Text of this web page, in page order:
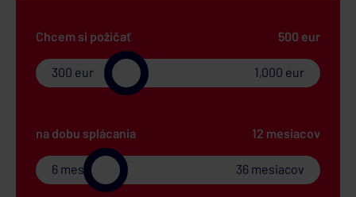
Chcem si požičať 500 eur
300 eur 1,000 eur
na dobu splácania 12 mesiacov
6 mesiacov 36 mesiacov